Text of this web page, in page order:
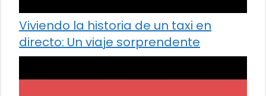
Viviendo la historia de un taxi en
directo: Un viaje sorprendente